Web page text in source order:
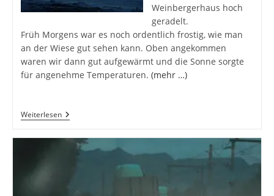
Weinbergerhaus hoch
geradelt.
Früh Morgens war es noch ordentlich frostig, wie man
an der Wiese gut sehen kann. Oben angekommen
waren wir dann gut aufgewärmt und die Sonne sorgte
für angenehme Temperaturen. (mehr …)
WeiterlesenMountainbike
Ausflug
Weinbergerhaus